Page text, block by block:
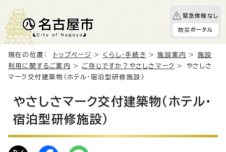
緊急情報なし
防災ポータル
現在の位置： トップページ > くらし・手続き >施設案内 > 施設
利用に関するご案内
> ご存じですか？やさしさマーク
> やさしさ
マーク交付建築物（ホテル・宿泊型研修施設）
やさしさマーク交付建築物（ホテル・
宿泊型研修施設）